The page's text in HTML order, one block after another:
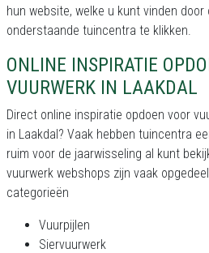
hun website, welke u kunt vinden door
onderstaande tuincentra te klikken.
ONLINE INSPIRATIE
VUURWERK IN LAAKDAL
Direct online inspiratie opdoen voor
in Laakdal? Vaak hebben tuincentra
ruim voor de jaarwisseling al kunt
vuurwerk webshops zijn vaak
categorieën
Vuurpijlen
Siervuurwerk